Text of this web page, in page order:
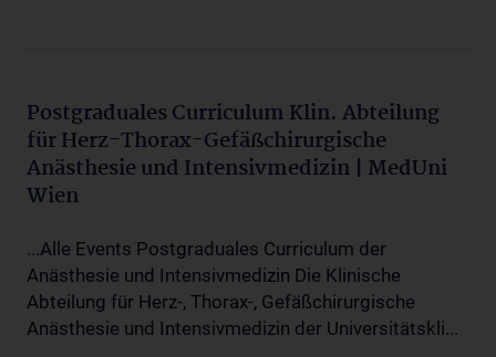
Postgraduales Curriculum Klin. Abteilung
für Herz-Thorax-Gefäßchirurgische
Anästhesie und Intensivmedizin | MedUni
Wien
...Alle Events Postgraduales Curriculum der
Anästhesie und Intensivmedizin Die Klinische
Abteilung für Herz-, Thorax-, Gefäßchirurgische
Anästhesie und Intensivmedizin der Universitätskli...